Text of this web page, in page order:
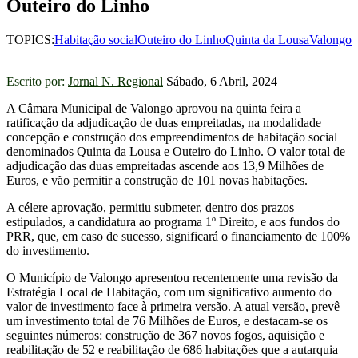
Outeiro do Linho
TOPICS:Habitação socialOuteiro do LinhoQuinta da LousaValongo
Escrito por: Jornal N. Regional Sábado, 6 Abril, 2024
A Câmara Municipal de Valongo aprovou na quinta feira a
ratificação da adjudicação de duas empreitadas, na modalidade
concepção e construção dos empreendimentos de habitação social
denominados Quinta da Lousa e Outeiro do Linho. O valor total de
adjudicação das duas empreitadas ascende aos 13,9 Milhões de
Euros, e vão permitir a construção de 101 novas habitações.
A célere aprovação, permitiu submeter, dentro dos prazos
estipulados, a candidatura ao programa 1º Direito, e aos fundos do
PRR, que, em caso de sucesso, significará o financiamento de 100%
do investimento.
O Município de Valongo apresentou recentemente uma revisão da
Estratégia Local de Habitação, com um significativo aumento do
valor de investimento face à primeira versão. A atual versão, prevê
um investimento total de 76 Milhões de Euros, e destacam-se os
seguintes números: construção de 367 novos fogos, aquisição e
reabilitação de 52 e reabilitação de 686 habitações que a autarquia